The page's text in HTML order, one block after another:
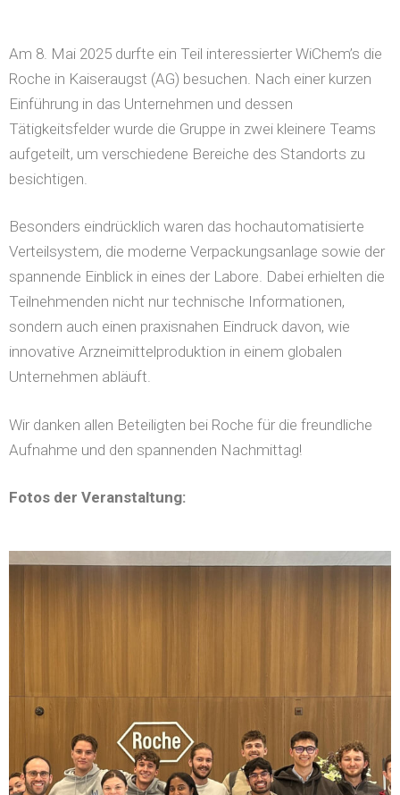
Am 8. Mai 2025 durfte ein Teil interessierter WiChem’s die
Roche in Kaiseraugst (AG) besuchen. Nach einer kurzen
Einführung in das Unternehmen und dessen
Tätigkeitsfelder wurde die Gruppe in zwei kleinere Teams
aufgeteilt, um verschiedene Bereiche des Standorts zu
besichtigen.
Besonders eindrücklich waren das hochautomatisierte
Verteilsystem, die moderne Verpackungsanlage sowie der
spannende Einblick in eines der Labore. Dabei erhielten die
Teilnehmenden nicht nur technische Informationen,
sondern auch einen praxisnahen Eindruck davon, wie
innovative Arzneimittelproduktion in einem globalen
Unternehmen abläuft.
Wir danken allen Beteiligten bei Roche für die freundliche
Aufnahme und den spannenden Nachmittag!
Fotos der Veranstaltung: